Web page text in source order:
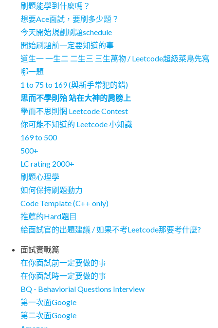
刷題能學到什麼嗎？
想要Ace面試，要刷多少題？
今天開始規劃刷題schedule
開始刷題前一定要知道的事
道生一 一生二 二生三 三生萬物 / Leetcode超級菜鳥先寫
哪一題
1 to 75 to 169 (與新手常犯的錯)
思而不學則殆 站在大神的肩膀上
學而不思則惘 Leetcode Contest
你可能不知道的 Leetcode 小知識
169 to 500
500+
LC rating 2000+
刷題心理學
如何保持刷題動力
Code Template (C++ only)
推薦的Hard題目
給面試官的出題建議 / 如果不考Leetcode那要考什麼?
面試實戰篇
在你面試前一定要做的事
在你面試時一定要做的事
BQ - Behaviorial Questions Interview
第一次面Google
第二次面Google